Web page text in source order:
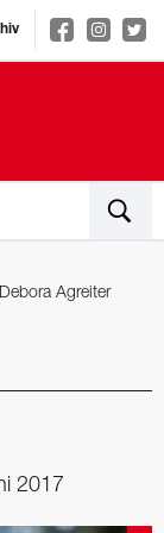
Debora Agreiter
2017